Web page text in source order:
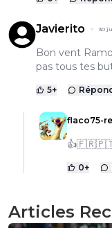
Javierito 30
Bon vent
pas tous tes
5+
flaco75-
0+
Articles